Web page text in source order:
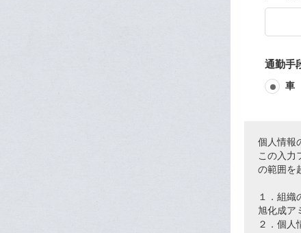
通勤手
車
個人情報
この入力
の範囲を
１．組織
旭化成ア
２．個人